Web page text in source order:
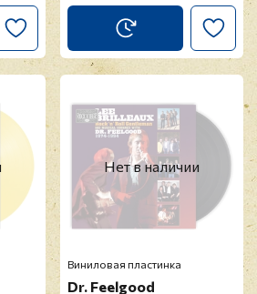
Нет в наличии
Виниловая пластинка
Dr. Feelgood